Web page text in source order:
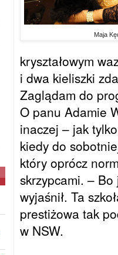
Maja
kryształowym
i dwa kieliszki
Zaglądam do
O panu Adamie
inaczej – jak
kiedy do
który oprócz
skrzypcami. –
wyjaśnił. Ta
prestiżowa tak
w NSW.